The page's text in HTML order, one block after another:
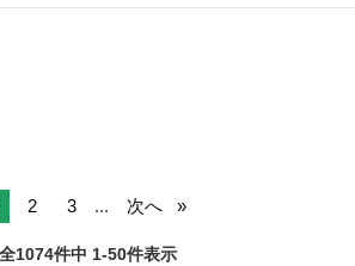
達専用アプリを使ってお仕事するスタイル
2 3 ... 次へ
全1074件中 1-50件表示